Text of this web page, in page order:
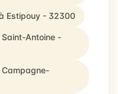
Estipouy - 32300
Antoine -